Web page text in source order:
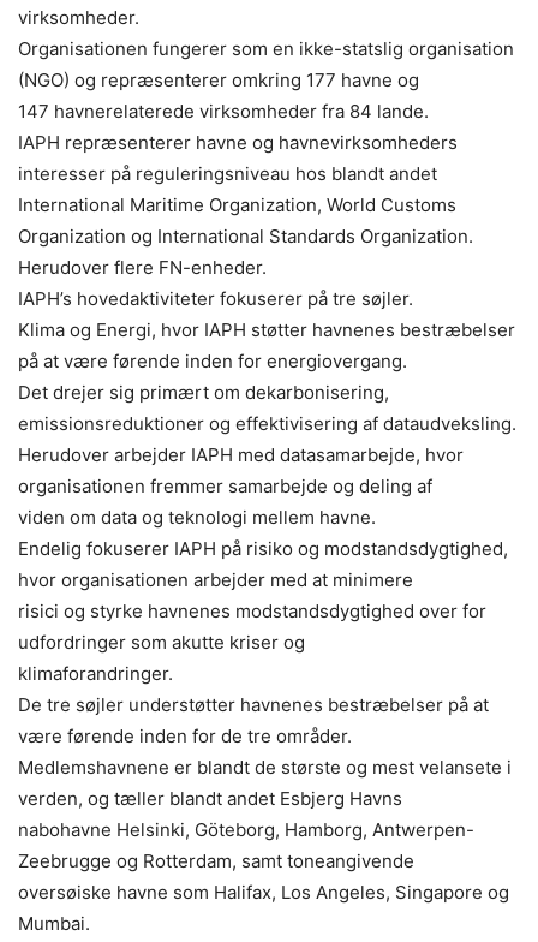
virksomheder.
Organisationen fungerer som en ikke-statslig organisation
(NGO) og repræsenterer omkring 177 havne og
147 havnerelaterede virksomheder fra 84 lande.
IAPH repræsenterer havne og havnevirksomheders
interesser på reguleringsniveau hos blandt andet
International Maritime Organization, World Customs
Organization og International Standards Organization.
Herudover flere FN-enheder.
IAPH’s hovedaktiviteter fokuserer på tre søjler.
Klima og Energi, hvor IAPH støtter havnenes bestræbelser
på at være førende inden for energiovergang.
Det drejer sig primært om dekarbonisering,
emissionsreduktioner og effektivisering af dataudveksling.
Herudover arbejder IAPH med datasamarbejde, hvor
organisationen fremmer samarbejde og deling af
viden om data og teknologi mellem havne.
Endelig fokuserer IAPH på risiko og modstandsdygtighed,
hvor organisationen arbejder med at minimere
risici og styrke havnenes modstandsdygtighed over for
udfordringer som akutte kriser og
klimaforandringer.
De tre søjler understøtter havnenes bestræbelser på at
være førende inden for de tre områder.
Medlemshavnene er blandt de største og mest velansete i
verden, og tæller blandt andet Esbjerg Havns
nabohavne Helsinki, Göteborg, Hamborg, Antwerpen-
Zeebrugge og Rotterdam, samt toneangivende
oversøiske havne som Halifax, Los Angeles, Singapore og
Mumbai.